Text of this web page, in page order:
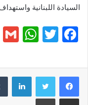
السيادة اللبنانية
F
c
e
b
T
itt
er
W
at
s
A
مشاركة عبر البريد طباعة